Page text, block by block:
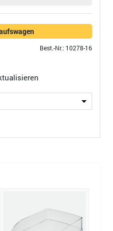
Best.-Nr.: 10278-16